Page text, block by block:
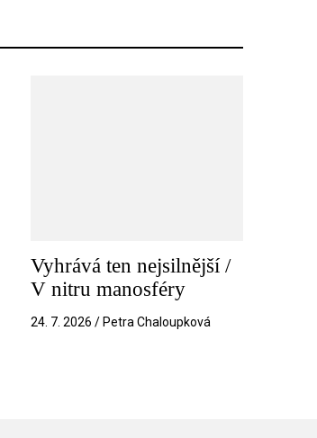
Vyhrává ten nejsilnější /
V nitru manosféry
24. 7. 2026 / Petra Chaloupková